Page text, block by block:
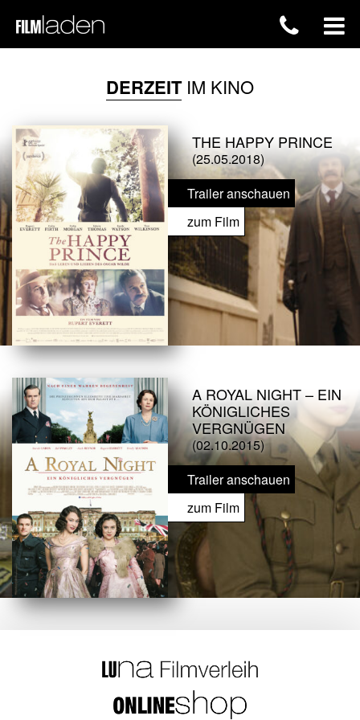
DERZEITIM KINO
THE HAPPY PRINCE
(25.05.2018)
Trailer anschauen
zum Film
A ROYAL NIGHT – EIN
KÖNIGLICHES
VERGNÜGEN
(02.10.2015)
Trailer anschauen
zum Film